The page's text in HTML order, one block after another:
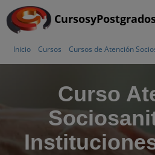
Inicio Cursos Cursos de Atención
Curso